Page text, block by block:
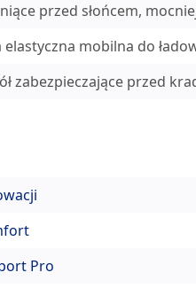
przed słońcem,
mobilna do
zabezpieczające przed
Pro